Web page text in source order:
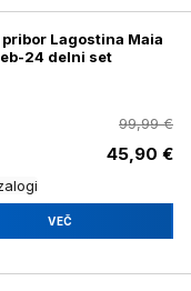
Lagostina Maia
24 delni set
99,99 €
45,90 €
VEČ